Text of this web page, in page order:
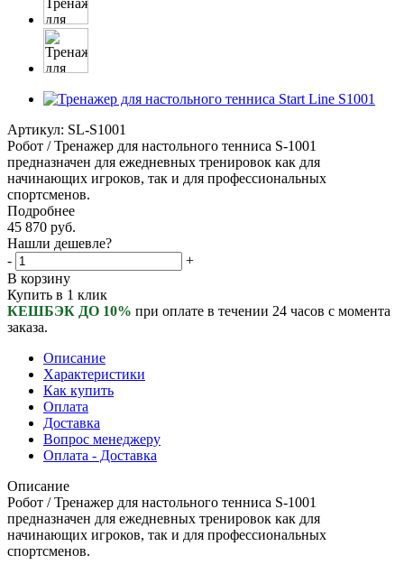
Артикул: SL-S1001
Робот / Тренажер для настольного тенниса S-1001
предназначен для ежедневных тренировок как для
начинающих игроков, так и для профессиональных
спортсменов.
Подробнее
45 870 руб.
Нашли дешевле?
-
+
В корзину
Купить в 1 клик
КЕШБЭК ДО 10% при оплате в течении 24 часов с момента
заказа.
Описание
Характеристики
Как купить
Оплата
Доставка
Вопрос менеджеру
Оплата - Доставка
Описание
Робот / Тренажер для настольного тенниса S-1001
предназначен для ежедневных тренировок как для
начинающих игроков, так и для профессиональных
спортсменов.